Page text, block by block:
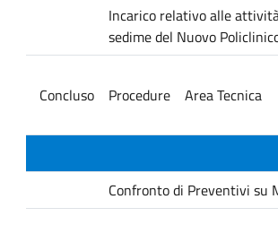
Incarico relativo alle
sedime del Nuovo
Concluso Procedure Area Tecnica
Confronto di Preventivi su